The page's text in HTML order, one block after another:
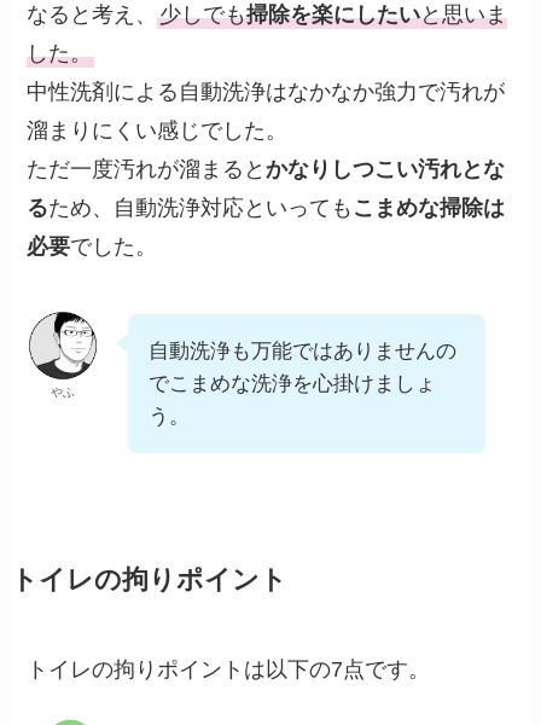
なると考え、少しでも掃除を楽にしたいと思いま
した。
中性洗剤による自動洗浄はなかなか強力で汚れが
溜まりにくい感じでした。
ただ一度汚れが溜まるとかなりしつこい汚れとな
るため、自動洗浄対応といっても こまめな掃除は
必要でした。
やふ
自動洗浄も万能ではありませんの
でこまめな洗浄を心掛けましょ
う。
トイレの拘りポイント
トイレの拘りポイントは以下の7点です。